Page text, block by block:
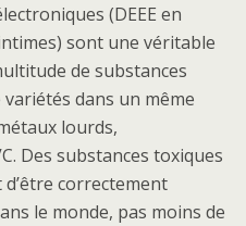
(DEEE en
sont une véritable
de substances
dans un même
lourds,
Des substances toxiques
correctement
le monde, pas moins de